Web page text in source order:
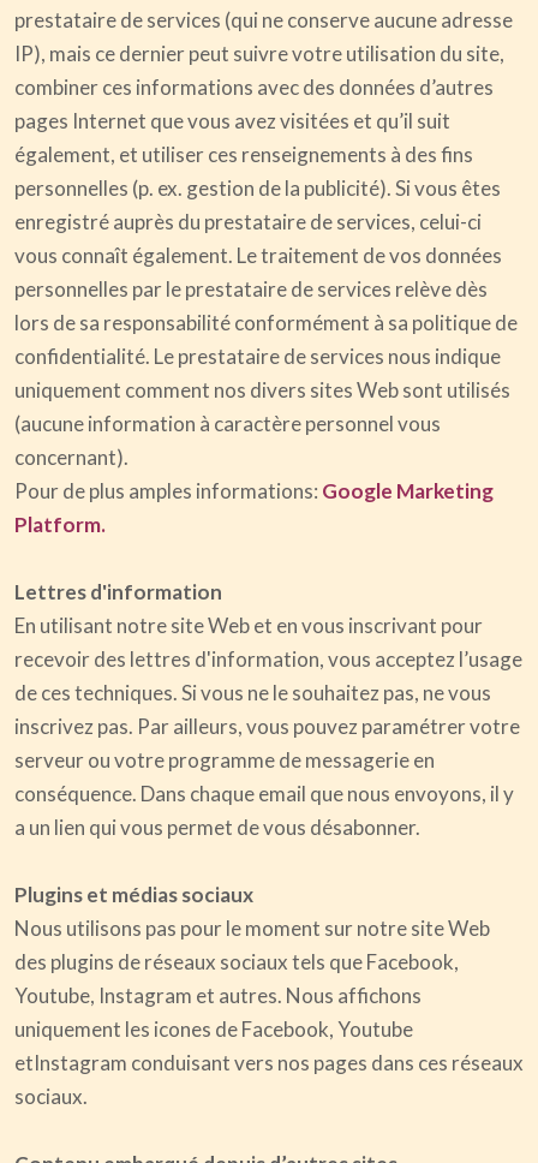
prestataire de services (qui ne conserve aucune adresse
IP), mais ce dernier peut suivre votre utilisation du site,
combiner ces informations avec des données d’autres
pages Internet que vous avez visitées et qu’il suit
également, et utiliser ces renseignements à des fins
personnelles (p. ex. gestion de la publicité). Si vous êtes
enregistré auprès du prestataire de services, celui-ci
vous connaît également. Le traitement de vos données
personnelles par le prestataire de services relève dès
lors de sa responsabilité conformément à sa politique de
confidentialité. Le prestataire de services nous indique
uniquement comment nos divers sites Web sont utilisés
(aucune information à caractère personnel vous
concernant).
Pour de plus amples informations: Google Marketing
Platform.
Lettres d'information
En utilisant notre site Web et en vous inscrivant pour
recevoir des lettres d'information, vous acceptez l’usage
de ces techniques. Si vous ne le souhaitez pas, ne vous
inscrivez pas. Par ailleurs, vous pouvez paramétrer votre
serveur ou votre programme de messagerie en
conséquence. Dans chaque email que nous envoyons, il y
a un lien qui vous permet de vous désabonner.
Plugins et médias sociaux
Nous utilisons pas pour le moment sur notre site Web
des plugins de réseaux sociaux tels que Facebook,
Youtube, Instagram et autres. Nous affichons
uniquement les icones de Facebook, Youtube
etInstagram conduisant vers nos pages dans ces réseaux
sociaux.